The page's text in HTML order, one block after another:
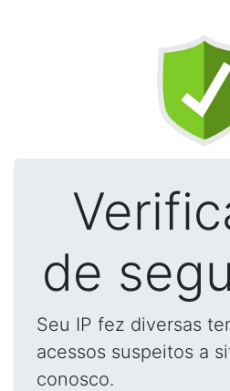
de
Seu IP fez diversas
acessos suspeitos a
conosco.